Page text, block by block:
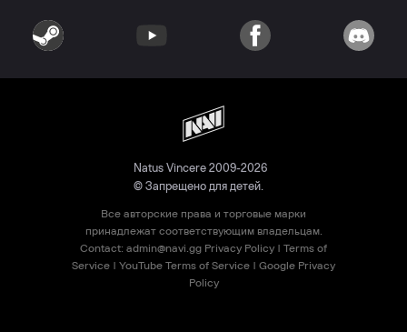
Natus Vincere 2009-2026
© Запрещено для детей.
Все авторские права и торговые марки
принадлежат соответствующим владельцам.
Contact: admin@navi.gg Privacy Policy | Terms of
Service | YouTube Terms of Service | Google Privacy
Policy